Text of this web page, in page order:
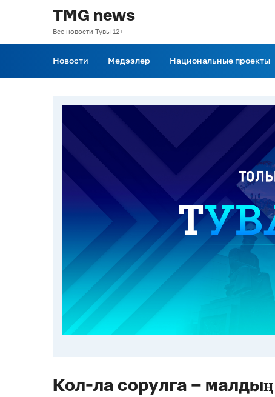
TMG news
Все новости Тувы 12+
Новости Медээлер Национальные проекты
Кол-ла сорулга –